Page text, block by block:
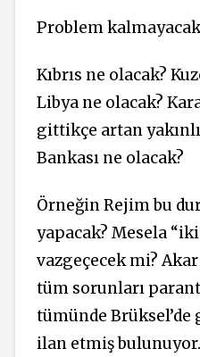
Problem kalmayacak
Kıbrıs ne olacak?
Libya ne olacak?
gittikçe artan
Bankası ne olacak?
Örneğin Rejim bu
yapacak? Mesela
vazgeçecek mi?
tüm sorunları
tümünde Brüksel’de
ilan etmiş bulunuyor.